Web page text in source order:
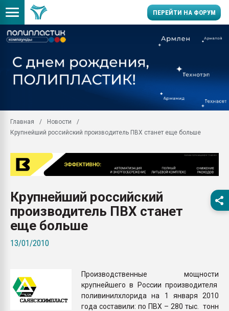
ПЕРЕЙТИ НА ФОРУМ
пластмасс
ситуацией на
Продам отходы
поликарбоната и АБС-
26.07.2022 "Сибирский
намного дороже
Главная
Новости
Крупнейший российский производитель ПВХ станет еще больше
Крупнейший российский
производитель ПВХ станет
еще больше
13/01/2010
Производственные мощности
крупнейшего в России производителя
поливинилхлорида на 1 января 2010
года составили: по ПВХ – 280 тыс. тонн